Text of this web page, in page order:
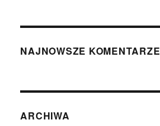
NAJNOWSZE KOMENTARZE
ARCHIWA